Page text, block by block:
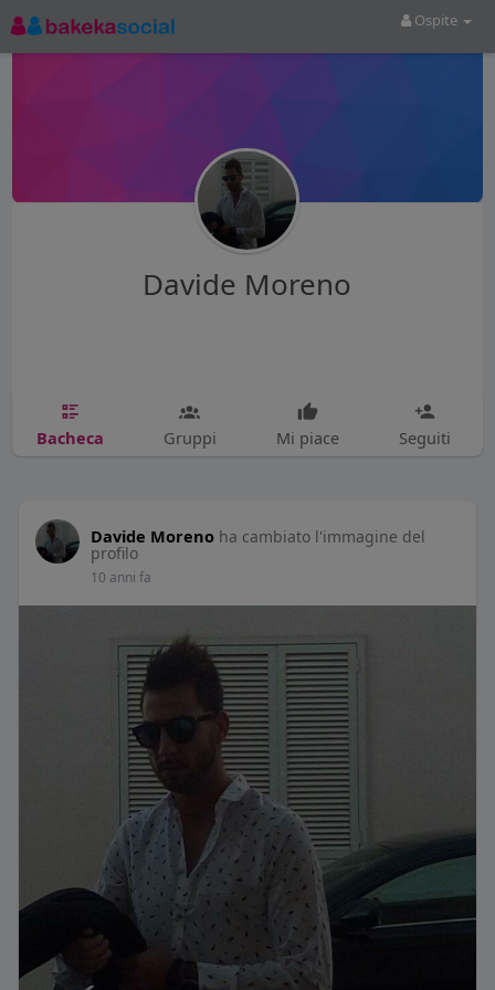
Ospite
Davide Moreno
Bacheca Gruppi Mi piace Seguiti
Davide Moreno ha cambiato l'immagine del
profilo
10 anni fa